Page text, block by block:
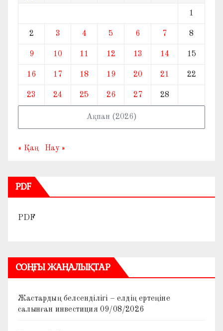
Ақпан (2026)
1
2 3 4 5 6 7 8
9 10 11 12 13 14 15
16 17 18 19 20 21 22
23 24 25 26 27 28
« Қаң Нау »
PDF
PDF
СОҢҒЫ ЖАҢАЛЫҚТАР
Жастардың белсенділігі – елдің ертеңіне
салынған инвестиция 09/08/2026